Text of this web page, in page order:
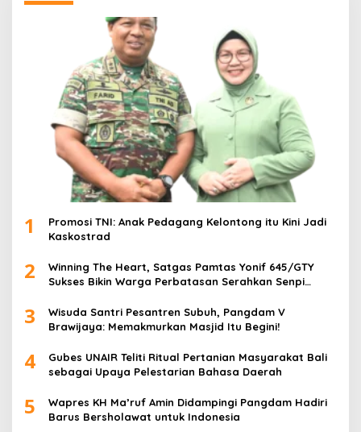
1
Promosi TNI: Anak Pedagang Kelontong itu Kini Jadi
Kaskostrad
2
Winning The Heart, Satgas Pamtas Yonif 645/GTY
Sukses Bikin Warga Perbatasan Serahkan Senpi
3
Wisuda Santri Pesantren Subuh, Pangdam V
Brawijaya: Memakmurkan Masjid Itu Begini!
4
Gubes UNAIR Teliti Ritual Pertanian Masyarakat Bali
sebagai Upaya Pelestarian Bahasa Daerah
5
Wapres KH Ma’ruf Amin Didampingi Pangdam Hadiri
Barus Bersholawat untuk Indonesia